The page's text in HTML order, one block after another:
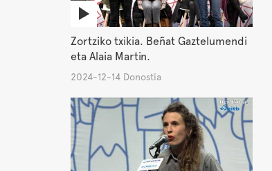
Zortziko txikia. Beñat Gaztelumendi
eta Alaia Martin.
2024-12-14 Donostia